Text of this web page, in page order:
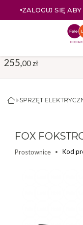
ZALOGUJ SIĘ
SPRZĘT
FOX
Prostownice Kod
255, 00 zł